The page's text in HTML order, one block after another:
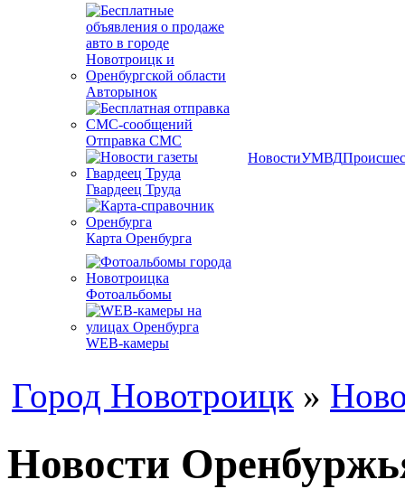
Авторынок
Отправка СМС
Гвардеец Труда
Карта Оренбурга
Фотоальбомы
WEB-камеры
НовостиУМВД
Город Новотроицк »
Новости